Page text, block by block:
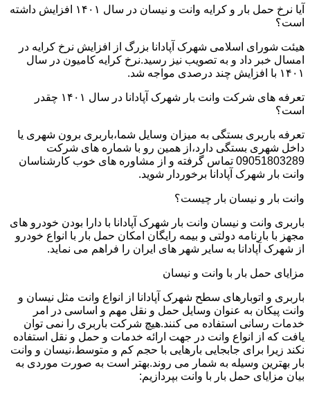
آیا نرخ حمل بار و کرایه وانت و نیسان در سال ۱۴۰۱ افزایش داشته
است؟
هیئت شورای اسلامی شهرک آپادانا بزرگ از افزایش نرخ کرایه در
امسال خبر داد و به تصویب نیز رسید.نرخ کرایه کامیون در سال
۱۴۰۱ با افزایش چند درصدی مواجه شد.
تعرفه های شرکت وانت بار شهرک آپادانا در سال ۱۴۰۱ چقدر
است؟
تعرفه باربری بستگی به میزان وسایل شما،باربری برون شهری یا
داخل شهری بستگی دارد،از همین رو با شماره های شرکت
09051803289 تماس گرفته و از مشاوره های خوب کارشناسان
وانت بار شهرک آپادانا برخوردار شوید.
وانت بار و نیسان بار چیست؟
باربری وانت و نیسان وانت بار شهرک آپادانا با دارا بودن خودرو های
مجهز با بارنامه دولتی و بیمه رایگان امکان حمل بار با انواع خودرو
از شهرک آپادانا به سایر شهر های ایران را فراهم می نماید.
مزایای حمل بار با وانت و نیسان
باربری و اتوبارهای سطح شهرک آپادانا از انواع وانت مثل نیسان و
وانت پیکان به عنوان وسایل حمل و نقل مهم و اساسی در امر
خدمات رسانی استفاده می کنند.هیچ شرکت باربری را نمی توان
یافت که از انواع وانت در جهت ارائه خدمات و حمل و نقل استفاده
نکند زیرا برای جابجایی بارهایی با حجم کم و متوسط،نیسان و وانت
بار بهترین وسیله به شمار می روند.بهتر است به صورت موردی به
بیان مزایای حمل بار با وانت بپردازیم: